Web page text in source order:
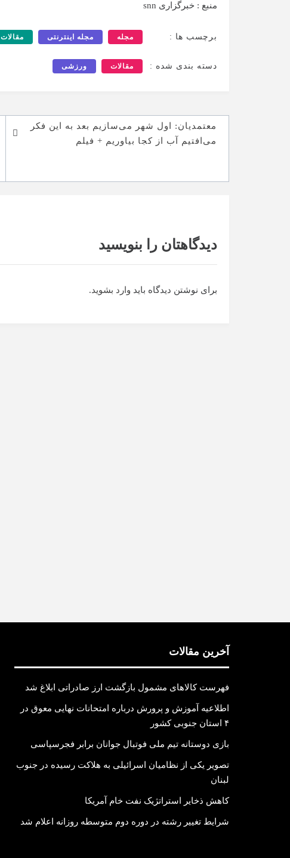
منبع : خبرگزاری snn
برچسب ها : مجله مجله اینترنتی مقالات
دسته بندی شده : مقالات ورزشی
راهبری
نوشته
معتمدیان: اول شهر می‌سازیم بعد به این فکر
می‌افتیم آب از کجا بیاوریم + فیلم
دیدگاهتان را بنویسید
برای نوشتن دیدگاه باید وارد بشوید.
آخرین مقالات
فهرست کالاهای مشمول بازگشت ارز صادراتی ابلاغ شد
اطلاعیه آموزش و پرورش درباره امتحانات نهایی معوق در
۴ استان جنوبی کشور
بازی دوستانه تیم ملی فوتبال جوانان برابر فجرسپاسی
تصویر یکی از نظامیان اسرائیلی به هلاکت رسیده در جنوب
لبنان
کاهش ذخایر استراتژیک نفت خام آمریکا
شرایط تغییر رشته در دوره دوم متوسطه روزانه اعلام شد